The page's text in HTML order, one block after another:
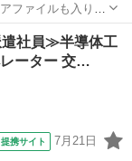
ファイルも入りま
方でお願いしま
ト
社員≫半導体工
ーター 交…
提携サイト 7月21日